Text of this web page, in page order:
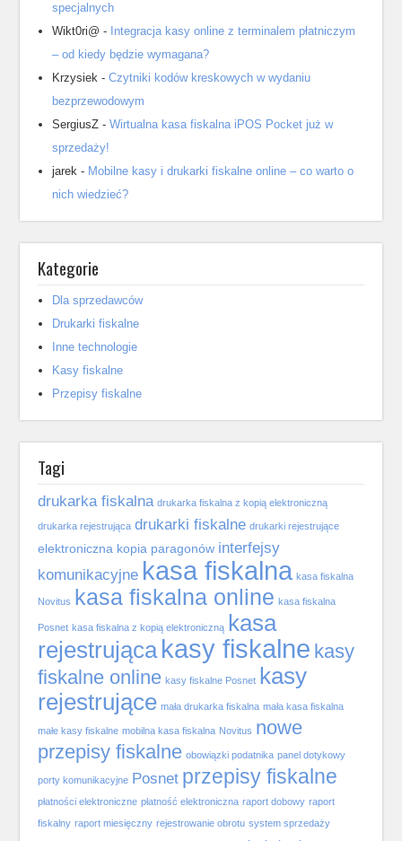
specjalnych
Wikt0ri@ - Integracja kasy online z terminalem płatniczym
– od kiedy będzie wymagana?
Krzysiek -Czytniki kodów kreskowych w wydaniu
bezprzewodowym
SergiusZ -Wirtualna kasa fiskalna iPOS Pocket już w
sprzedaży!
jarek - Mobilne kasy i drukarki fiskalne online – co warto o
nich wiedzieć?
Kategorie
Dla sprzedawców
Drukarki fiskalne
Inne technologie
Kasy fiskalne
Przepisy fiskalne
Tagi
drukarka fiskalna drukarka fiskalna z kopią elektroniczną
drukarka rejestrująca drukarki fiskalne drukarki rejestrujące
elektroniczna kopia paragonów interfejsy
komunikacyjne kasa fiskalna kasa fiskalna
Novitus kasa fiskalna online kasa fiskalna
Posnet kasa fiskalna z kopią elektroniczną kasa
rejestrującakasy fiskalne kasy
fiskalne online kasy fiskalne Posnet kasy
rejestrujące mała drukarka fiskalna mała kasa fiskalna
małe kasy fiskalne mobilna kasa fiskalna Novitus nowe
przepisy fiskalne obowiązki podatnika panel dotykowy
porty komunikacyjne Posnet przepisy fiskalne
płatności elektroniczne płatność elektroniczna raport dobowy raport
fiskalny raport miesięczny rejestrowanie obrotu system sprzedaży